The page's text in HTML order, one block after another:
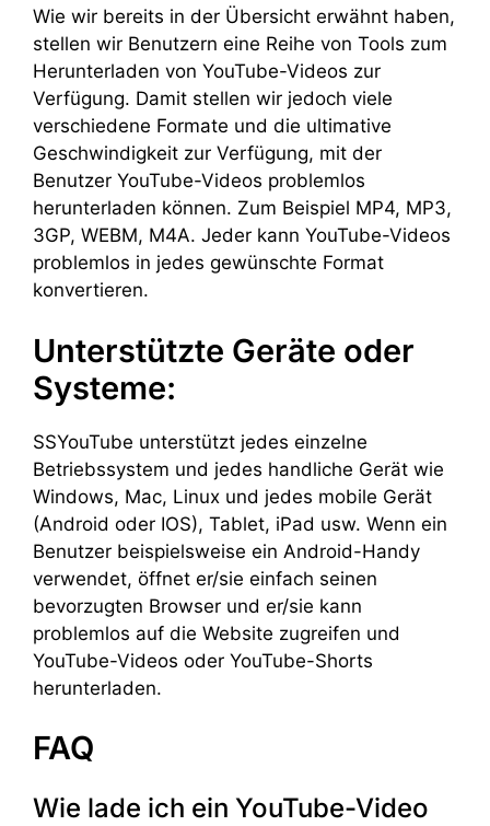
Wie wir bereits in der Übersicht erwähnt haben,
stellen wir Benutzern eine Reihe von Tools zum
Herunterladen von YouTube-Videos zur
Verfügung. Damit stellen wir jedoch viele
verschiedene Formate und die ultimative
Geschwindigkeit zur Verfügung, mit der
Benutzer YouTube-Videos problemlos
herunterladen können. Zum Beispiel MP4, MP3,
3GP, WEBM, M4A. Jeder kann YouTube-Videos
problemlos in jedes gewünschte Format
konvertieren.
Unterstützte Geräte oder
Systeme:
SSYouTube unterstützt jedes einzelne
Betriebssystem und jedes handliche Gerät wie
Windows, Mac, Linux und jedes mobile Gerät
(Android oder IOS), Tablet, iPad usw. Wenn ein
Benutzer beispielsweise ein Android-Handy
verwendet, öffnet er/sie einfach seinen
bevorzugten Browser und er/sie kann
problemlos auf die Website zugreifen und
YouTube-Videos oder YouTube-Shorts
herunterladen.
FAQ
Wie lade ich ein YouTube-Video